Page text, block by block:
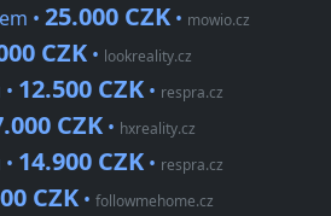
• 25.000 CZK • mowio.cz
CZK • lookreality.cz
12.500 CZK • respra.cz
CZK • hxreality.cz
14.900 CZK • respra.cz
CZK • followmehome.cz